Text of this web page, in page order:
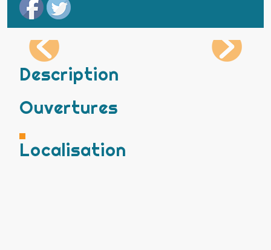
Description
Ouvertures
Localisation